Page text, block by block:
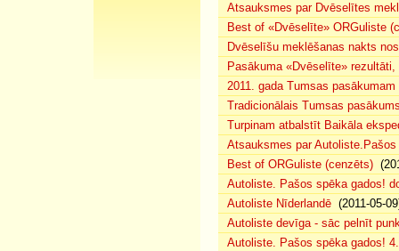
Atsauksmes par Dvēselītes
Best of «Dvēselīte» ORGuliste
Dvēselīšu meklēšanas nakts
Pasākuma «Dvēselīte»
2011. gada Tumsas
Tradicionālais Tumsas
Turpinam atbalstīt Baikāla
Atsauksmes par
Best of ORGuliste (cenzēts)
Autoliste. Pašos spēka gados!
Autoliste Nīderlandē (2011-05-
Autoliste devīga - sāc pelnīt
Autoliste. Pašos spēka gados!